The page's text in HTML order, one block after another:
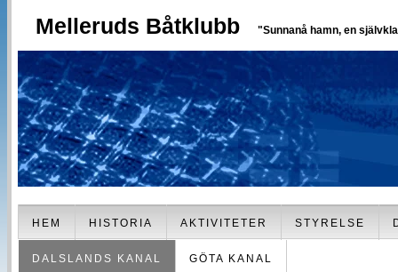
Melleruds Båtklubb "Sunnanå hamn, en
HEM HISTORIA AKTIVITETER STYRELSE
DALSLANDS KANAL GÖTA KANAL